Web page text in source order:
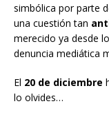
simbólica por parte
una cuestión tan
merecido ya desde
denuncia mediática
El 20 de diciembre
lo olvides…